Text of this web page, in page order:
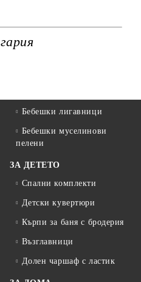
Бебешки лигавници
Бебешки муселинови
пелени
ЗА ДЕТЕТО
Спални комплекти
Детски кувертюри
Кърпи за баня с бродерия
Възглавници
Долен чаршаф с ластик